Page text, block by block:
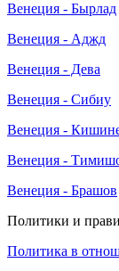
Венеция - Бырлад
Венеция - Аджд
Венеция - Дева
Венеция - Сибиу
Венеция -
Венеция -
Венеция - Брашов
Политики и
Политика в